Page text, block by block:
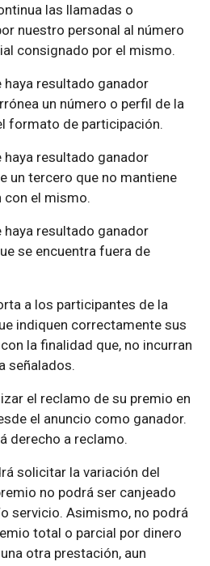
las llamadas o
nuestro personal al número
consignado por el mismo.
haya resultado ganador
un número o perfil de la
formato de participación.
haya resultado ganador
un tercero que no mantiene
con el mismo.
haya resultado ganador
se encuentra fuera de
a los participantes de la
indiquen correctamente sus
la finalidad que, no incurran
señalados.
el reclamo de su premio en
el anuncio como ganador.
derecho a reclamo.
solicitar la variación del
no podrá ser canjeado
servicio. Asimismo, no podrá
total o parcial por dinero
otra prestación, aun